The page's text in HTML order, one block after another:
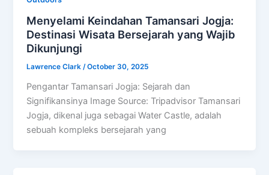
Menyelami Keindahan Tamansari Jogja:
Destinasi Wisata Bersejarah yang Wajib
Dikunjungi
Lawrence Clark/October 30, 2025
Pengantar Tamansari Jogja: Sejarah dan
Signifikansinya Image Source: Tripadvisor Tamansari
Jogja, dikenal juga sebagai Water Castle, adalah
sebuah kompleks bersejarah yang